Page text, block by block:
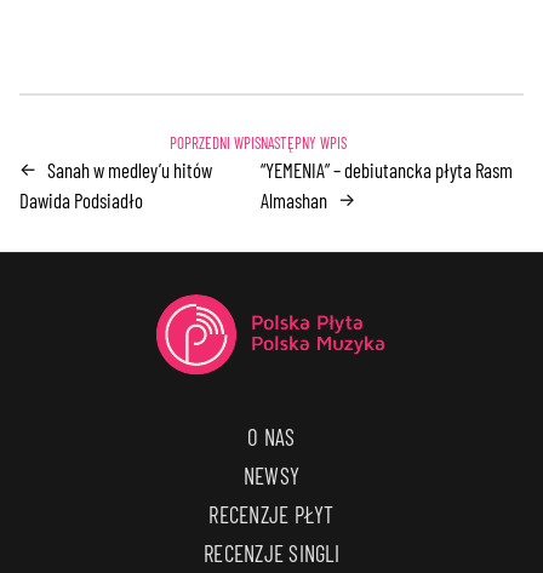
← Sanah w medley’u hitów
Dawida Podsiadło
“YEMENIA” – debiutancka płyta Rasm
Almashan →
O NAS
NEWSY
RECENZJE PŁYT
RECENZJE SINGLI